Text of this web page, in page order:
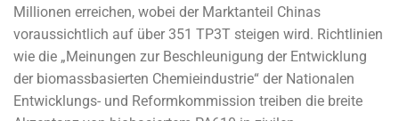
Millionen erreichen, wobei der Marktanteil Chinas
voraussichtlich auf über 351 TP3T steigen wird. Richtlinien
wie die „Meinungen zur Beschleunigung der Entwicklung
der biomassbasierten Chemieindustrie“ der Nationalen
Entwicklungs- und Reformkommission treiben die breite